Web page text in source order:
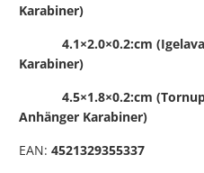
Karabiner)
4.1×2.0×0.2:cm
Karabiner)
4.5×1.8×0.2:cm
Anhänger Karabiner)
EAN: 4521329355337